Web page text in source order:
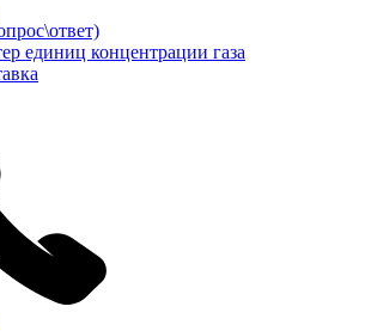
единиц концентрации газа